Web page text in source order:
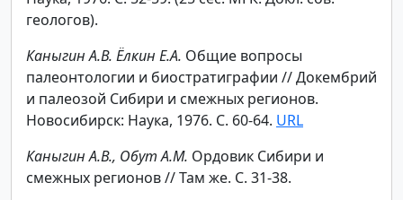
геологов).
Каныгин А.В. Ёлкин Е.А. Общие вопросы
палеонтологии и биостратиграфии // Докембрий
и палеозой Сибири и смежных регионов.
Новосибирск: Наука, 1976. С. 60-64. URL
Каныгин А.В., Обут А.М. Ордовик Сибири и
смежных регионов // Там же. С. 31-38.